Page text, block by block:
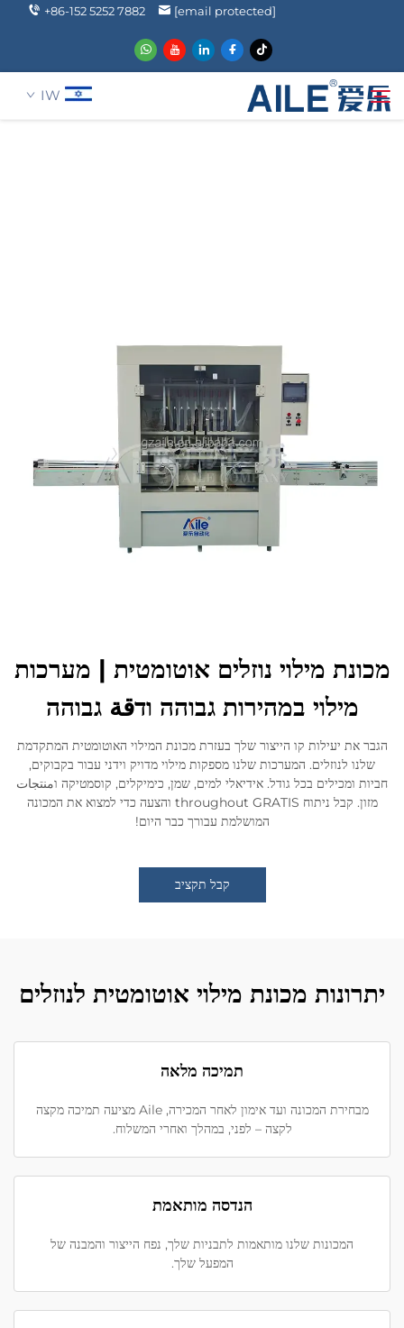
+86-152 5252 7882 [email protected]
IW
שאלה נפוצה
לְהִתְחַבֵּר אֵלֵינוּ
מכונת מילוי נוזלים אוטומטית | מערכות
מילוי במהירות גבוהה ודقة גבוהה
הגבר את יעילות קו הייצור שלך בעזרת מכונת המילוי האוטומטית המתקדמת
שלנו לנוזלים. המערכות שלנו מספקות מילוי מדויק וידני עבור בקבוקים,
חביות ומכילים בכל גודל. אידיאלי למים, שמן, כימיקלים, קוסמטיקה וمنتجات
מזון. קבל ניתוח throughout GRATIS והצעה כדי למצוא את המכונה
המושלמת עבורך כבר היום!
קבל תקציב
יתרונות מכונת מילוי אוטומטית לנוזלים
תמיכה מלאה
מבחירת המכונה ועד אימון לאחר המכירה, Aile מציעה תמיכה מקצה
לקצה – לפני, במהלך ואחרי המשלוח.
הנדסה מותאמת
המכונות שלנו מותאמות לתבניות שלך, נפח הייצור והמבנה של
המפעל שלך.